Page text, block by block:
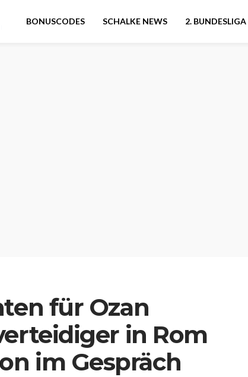
BONUSCODES SCHALKE NEWS 2. BUNDESLIGA
für Ozan
in Rom
im Gespräch